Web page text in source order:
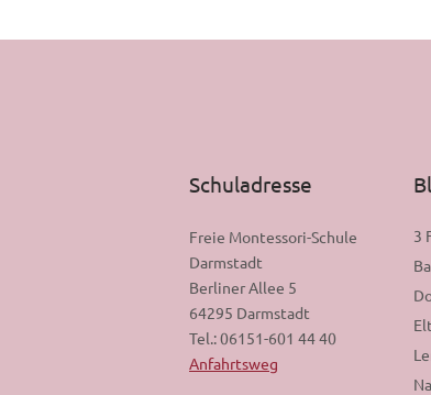
Schuladresse
Freie Montessori-Schule
Darmstadt
Berliner Allee 5
64295 Darmstadt
Tel.: 06151-601 44 40
Anfahrtsweg
3